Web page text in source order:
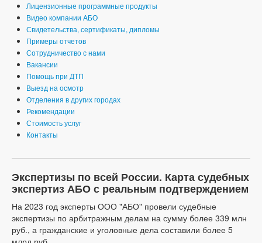
Лицензионные программные продукты
Видео компании АБО
Свидетельства, сертификаты, дипломы
Примеры отчетов
Сотрудничество с нами
Вакансии
Помощь при ДТП
Выезд на осмотр
Отделения в других городах
Рекомендации
Стоимость услуг
Контакты
Экспертизы по всей России. Карта судебных
экспертиз АБО с реальным подтверждением
На 2023 год эксперты ООО "АБО" провели судебные
экспертизы по арбитражным делам на сумму более 339 млн
руб., а гражданские и уголовные дела составили более 5